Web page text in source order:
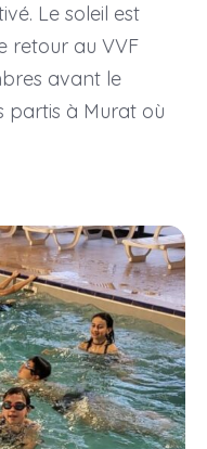
Le soleil est
retour au VVF
avant le
partis à Murat où